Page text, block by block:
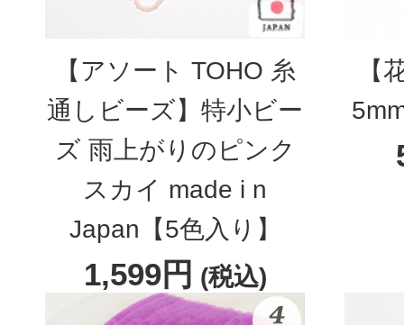
【アソート TOHO 糸
通しビーズ】特小ビー
ズ 雨上がりのピンク
スカイ made i n
Japan【5色入り】
1,599円 (税込)
【